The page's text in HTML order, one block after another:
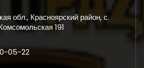
обл., Красноярский район, с.
191
05-22